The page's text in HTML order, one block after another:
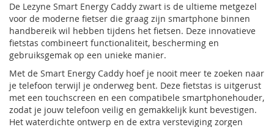
De Lezyne Smart Energy Caddy zwart is de ultieme metgezel
voor de moderne fietser die graag zijn smartphone binnen
handbereik wil hebben tijdens het fietsen. Deze innovatieve
fietstas combineert functionaliteit, bescherming en
gebruiksgemak op een unieke manier.
Met de Smart Energy Caddy hoef je nooit meer te zoeken naar
je telefoon terwijl je onderweg bent. Deze fietstas is uitgerust
met een touchscreen en een compatibele smartphonehouder,
zodat je jouw telefoon veilig en gemakkelijk kunt bevestigen.
Het waterdichte ontwerp en de extra versteviging zorgen